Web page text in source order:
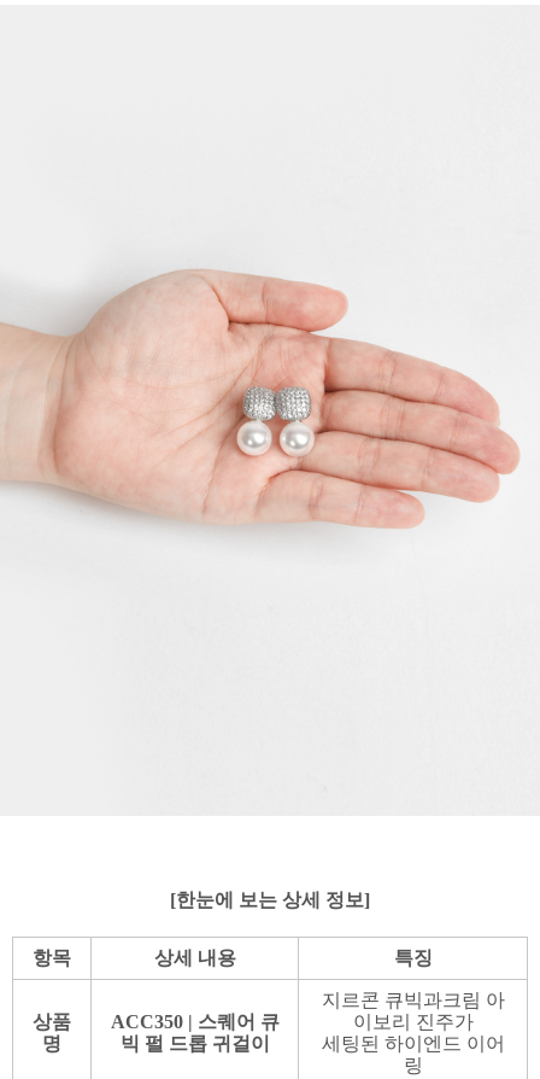
[한눈에 보는 상세 정보]
항목 상세 내용 특징
상품
명
ACC350| 스퀘어 큐
빅 펄 드롭 귀걸이
지르콘 큐빅과크림 아
이보리 진주가
세팅된 하이엔드 이어
링